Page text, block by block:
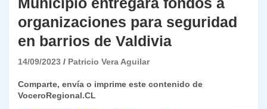
organizaciones para seguridad
en barrios de Valdivia
14/09/2023 Patricio Vera Aguilar
Comparte, envía o imprime este contenido de
VoceroRegional.CL